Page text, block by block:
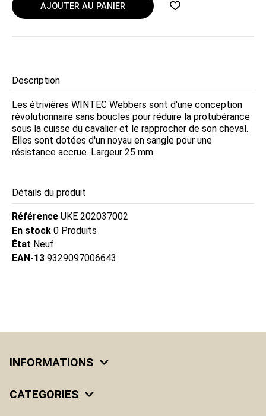
AJOUTER AU PANIER
Description
Les étrivières WINTEC Webbers sont d'une conception
révolutionnaire sans boucles pour réduire la protubérance
sous la cuisse du cavalier et le rapprocher de son cheval.
Elles sont dotées d'un noyau en sangle pour une
résistance accrue. Largeur 25 mm.
Détails du produit
Référence UKE 202037002
En stock 0 Produits
État Neuf
EAN-13 9329097006643
INFORMATIONS
CATEGORIES